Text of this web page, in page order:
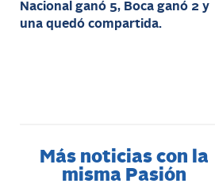
Nacional ganó 5, Boca ganó 2 y
una quedó compartida.
Más noticias con la
misma Pasión